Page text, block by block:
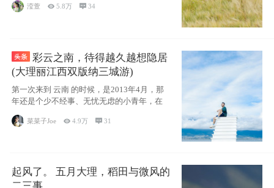
滢萱 5.8万 34
彩云之南，待得越久越想隐居
(大理丽江西双版纳三城游)
第一次来到 云南 的时候，是2013年4月，那
年还是个少不经事、无忧无虑的小青年，在
菜菜子Joe 4.9万  31
起风了。 五月大理，稻田与微风的